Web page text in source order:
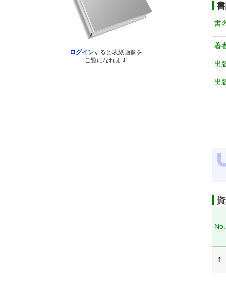
ログインすると表紙画像を
ご覧になれます
書
著
出
出
No.
1